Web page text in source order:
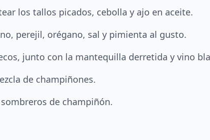
los tallos picados, cebolla y ajo en aceite.
perejil, orégano, sal y pimienta al gusto.
junto con la mantequilla derretida y vino
de champiñones.
de champiñón.